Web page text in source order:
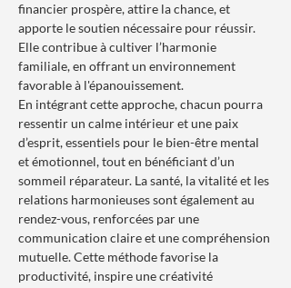
financier prospère, attire la chance, et
apporte le soutien nécessaire pour réussir.
Elle contribue à cultiver l’harmonie
familiale, en offrant un environnement
favorable à l'épanouissement.
En intégrant cette approche, chacun pourra
ressentir un calme intérieur et une paix
d’esprit, essentiels pour le bien-être mental
et émotionnel, tout en bénéficiant d’un
sommeil réparateur. La santé, la vitalité et les
relations harmonieuses sont également au
rendez-vous, renforcées par une
communication claire et une compréhension
mutuelle. Cette méthode favorise la
productivité, inspire une créativité